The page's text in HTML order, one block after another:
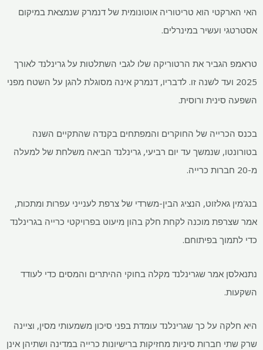
האי הארקטי הוא טריטוריה אוטונומית של דנמרק שנמצאת במיקום
אסטרטגי ועשיר במינרלים.
טראמפ הגביר את הרטוריקה שלו לגבי השתלטות על גרינלנד לאורך
2025 ועד לשנה זו. לדבריו, דנמרק אינה מסוגלת להגן על השטח מפני
השפעה סינית ורוסית.
בכנס הכרייה של החוקרים והמפתחים בקנדה שהתקיים השנה
בטורונטו, שנמשך עד יום רביעי, גרינלנד הביאה משלחת של למעלה
מ-20 חברות כרייה.
בנג'מין גאלזוט, הנציג הבין-משרדי של צרפת לענייני עפרות ומתכות,
אמר שצרפת מוכנה לקחת חלק בהון מיעוט בפרויקטי כרייה בגרינלנד
כדי לתמוך בפיתוחם.
נתנאלסן אמר שגרינלנד מקלה בחוקי ההיתרים והמסים כדי לעודד
השקעות.
היא חלקה על כך שגרינלנד עומדת בפני סיכון משמעותי מסין, וציינה
שרק שתי חברות סיניות מחזיקות ברישיונות כרייה במדינה ושתיהן אינן